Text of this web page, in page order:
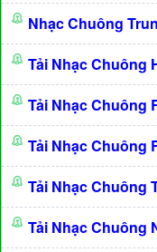
Nhạc Chuông
Tải Nhạc Chuông
Tải Nhạc Chuông
Tải Nhạc Chuông
Tải Nhạc Chuông
Tải Nhạc Chuông